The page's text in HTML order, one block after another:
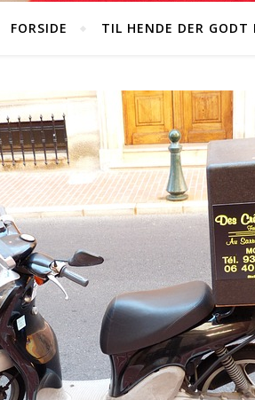
FORSIDE TIL HENDE DER